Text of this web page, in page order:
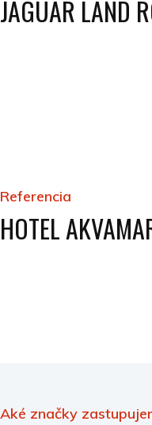
JAGUAR LAND
Referencia
HOTEL
Aké značky